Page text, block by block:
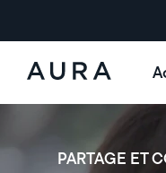
Aura Frames
PARTAGE ET